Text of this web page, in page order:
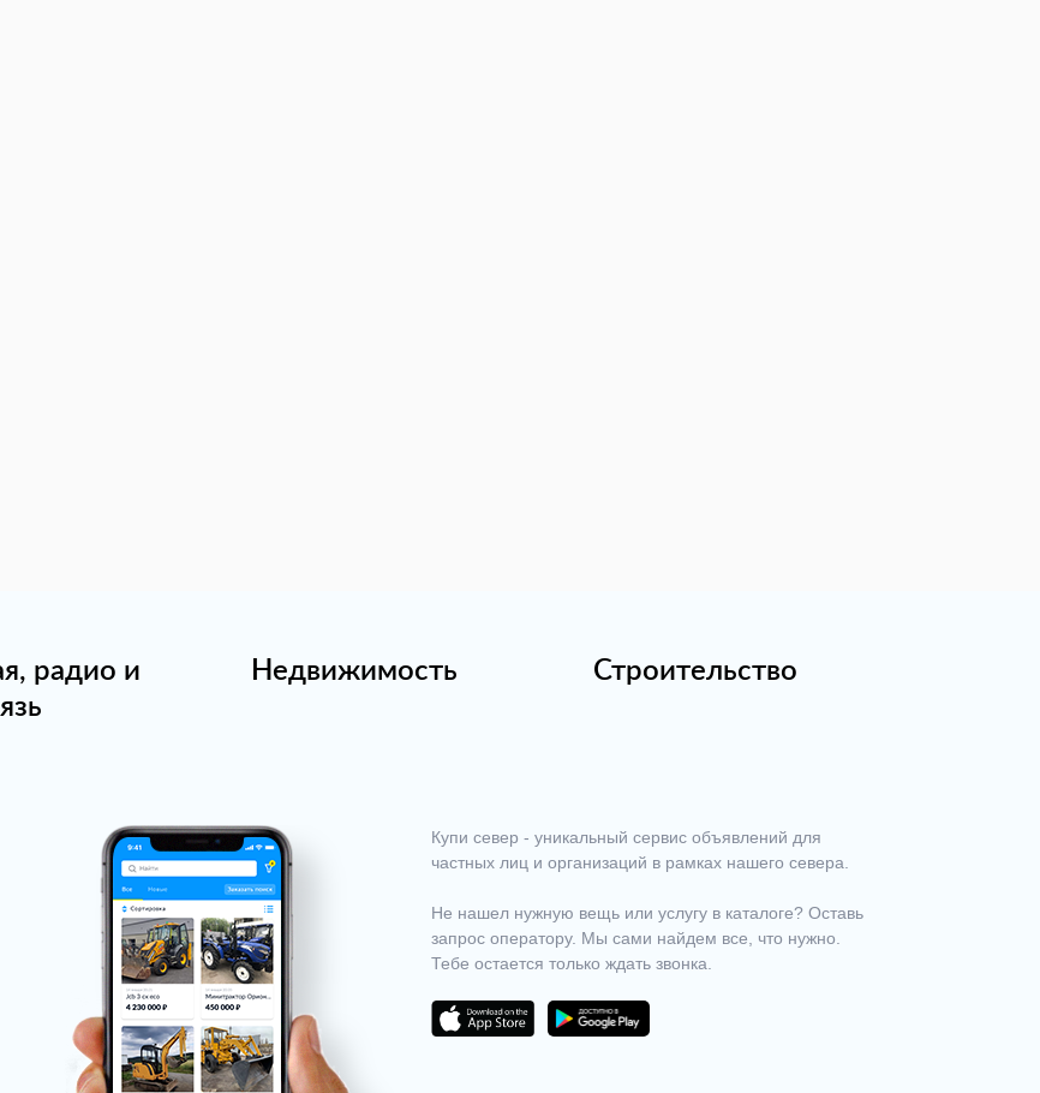
радио и
Недвижимость Строительство
Купи север - уникальный сервис объявлений для
частных лиц и организаций в рамках нашего севера.
Не нашел нужную вещь или услугу в каталоге? Оставь
запрос оператору. Мы сами найдем все, что нужно.
Тебе остается только ждать звонка.